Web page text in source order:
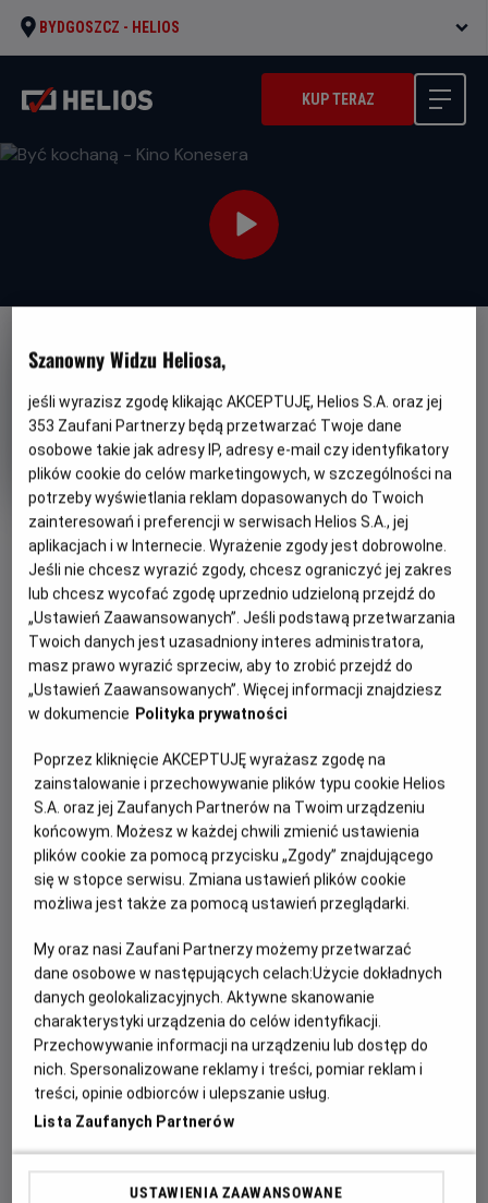
BYDGOSZCZ - HELIOS
KUP TERAZ
OBSERWUJ
Być kochaną - Kino Konesera
Oryginalny
tytuł
Elskling Gatunek
Dramat
Minimalny
wiek
Od 15 lat
Czas
trwania
115 min
REŻYSERIA
Lilja Ingolfsdottir
SCENARIUSZ
Lilja Ingolfsdottir
OBSADA
Oddgeir Thune, Helga Guren, Kyrre Haugen Sydness
WIĘCEJ SZCZEGÓŁÓW
OPIS WYDARZENIA
Kim jesteśmy w związkach? Z czego rezygnujemy, by
spełnić cudze oczekiwania? I czy najważniejszą relacją w
producentów „Najgorszego człowieka na świecie” to
przewrotna i wielowymiarowa opowieść o kobiecie, która
po bolesnym końcu pierwszego małżeństwa znajduje w
sobie odwagę, by zacząć od nowa. Debiutująca w pełnym
metrażu Norweżka Lilja Ingolfsdottir sięga po własne
doświadczenia, by zadać uniwersalne pytania o granice
pogodzić opiekę nad dziećmi z wymagającą pracą
zawodową. Sigmund niemal bez przerwy podróżuje. Gdy
pewnego dnia po kolejnej kłótni mąż niespodziewanie
proponuje rozwód — ta nieoczywista love story dopiero
się zaczyna…
Szanowny Widzu Heliosa,
jeśli wyrazisz zgodę klikając AKCEPTUJĘ, Helios S.A. oraz jej
353 Zaufani Partnerzy będą przetwarzać Twoje dane
osobowe takie jak adresy IP, adresy e-mail czy identyfikatory
plików cookie do celów marketingowych, w szczególności na
potrzeby wyświetlania reklam dopasowanych do Twoich
zainteresowań i preferencji w serwisach Helios S.A., jej
aplikacjach i w Internecie. Wyrażenie zgody jest dobrowolne.
Jeśli nie chcesz wyrazić zgody, chcesz ograniczyć jej zakres
lub chcesz wycofać zgodę uprzednio udzieloną przejdź do
„Ustawień Zaawansowanych”. Jeśli podstawą przetwarzania
Twoich danych jest uzasadniony interes administratora,
masz prawo wyrazić sprzeciw, aby to zrobić przejdź do
„Ustawień Zaawansowanych”. Więcej informacji znajdziesz
w dokumencie Polityka prywatności
Poprzez kliknięcie AKCEPTUJĘ wyrażasz zgodę na
zainstalowanie i przechowywanie plików typu cookie Helios
S.A. oraz jej Zaufanych Partnerów na Twoim urządzeniu
końcowym. Możesz w każdej chwili zmienić ustawienia
plików cookie za pomocą przycisku „Zgody” znajdującego
się w stopce serwisu. Zmiana ustawień plików cookie
możliwa jest także za pomocą ustawień przeglądarki.
My oraz nasi Zaufani Partnerzy możemy przetwarzać
dane osobowe w następujących celach:Użycie dokładnych
danych geolokalizacyjnych. Aktywne skanowanie
charakterystyki urządzenia do celów identyfikacji.
Przechowywanie informacji na urządzeniu lub dostęp do
nich. Spersonalizowane reklamy i treści, pomiar reklam i
treści, opinie odbiorców i ulepszanie usług.
Lista Zaufanych Partnerów
USTAWIENIA ZAAWANSOWANE